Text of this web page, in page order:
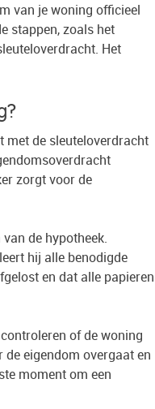
van je woning officieel
stappen, zoals het
Het
met de sleuteloverdracht
zorgt voor de
de hypotheek.
hij alle benodigde
en dat alle papieren
of de woning
eigendom overgaat en
moment om een